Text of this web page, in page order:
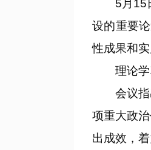
5月15日
设的重要
性成果和
理论学习
会议指出
项重大政
出成效，